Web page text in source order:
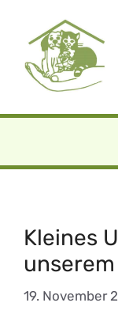
springen
Kleines
19. November